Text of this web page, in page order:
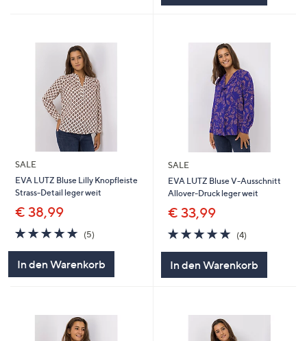
SALE
EVA LUTZ Bluse Lilly Knopfleiste
Strass-Detail leger weit
€ 38,99
5.0
von
(5)
In den Warenkorb
SALE
EVA LUTZ Bluse V-Ausschnitt
Allover-Druck leger weit
€ 33,99
5.0
von
5
(4)
In den Warenkorb